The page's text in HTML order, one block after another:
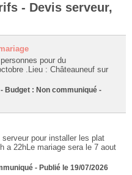
- Devis serveur,
pour du
.Lieu : Châteauneuf sur
Budget : Non communiqué -
pour installer les plat
a 22hLe mariage sera le 7 aout
- Publié le 19/07/2026